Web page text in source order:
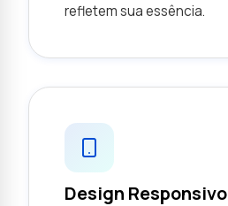
refletem sua essência.
Design Responsivo